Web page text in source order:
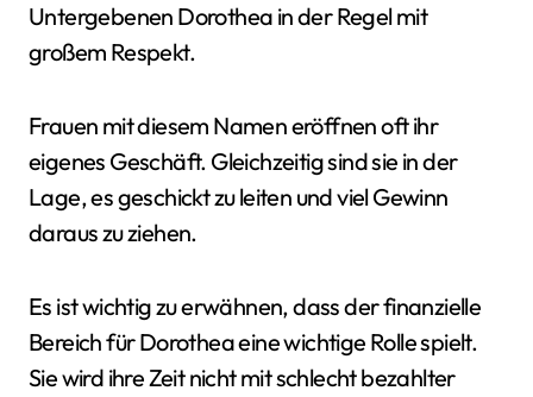
Untergebenen Dorothea in der Regel mit
großem Respekt.
Frauen mit diesem Namen eröffnen oft ihr
eigenes Geschäft. Gleichzeitig sind sie in der
Lage, es geschickt zu leiten und viel Gewinn
daraus zu ziehen.
Es ist wichtig zu erwähnen, dass der finanzielle
Bereich für Dorothea eine wichtige Rolle spielt.
Sie wird ihre Zeit nicht mit schlecht bezahlter